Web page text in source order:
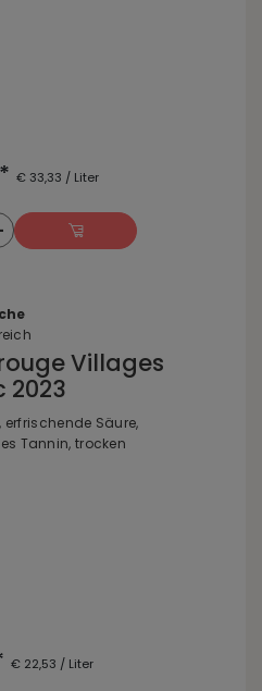
€ 33,33 / Liter
Villages
2023
erfrischende Säure,
Tannin, trocken
€ 22,53 / Liter